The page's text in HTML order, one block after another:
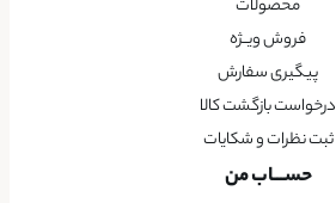
محصولات
فروش ویــژه
پیگیری سفارش
درخواست بازگشت کالا
ثبت نظرات و شکایات
حســـاب من